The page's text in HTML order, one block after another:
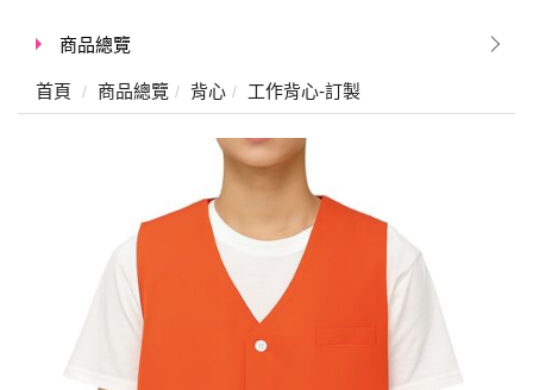
商品總覽
首頁 商品總覽 背心 工作背心-訂製